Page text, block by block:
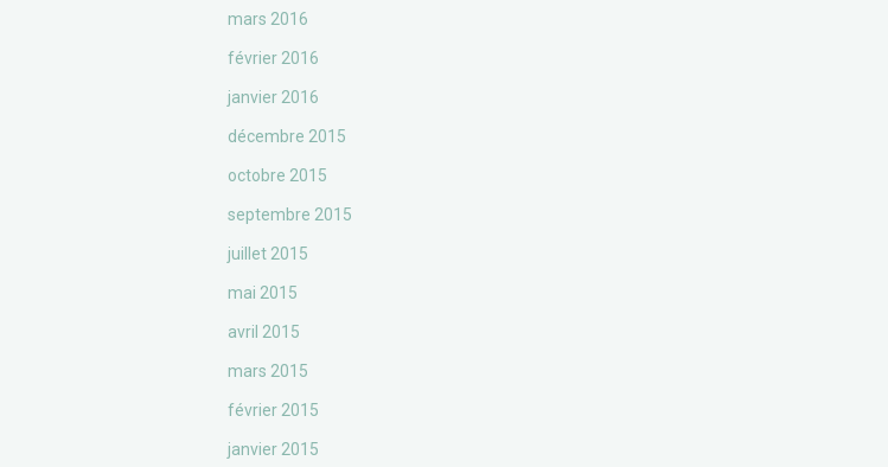
mars 2016
février 2016
janvier 2016
décembre 2015
octobre 2015
septembre 2015
juillet 2015
mai 2015
avril 2015
mars 2015
février 2015
janvier 2015